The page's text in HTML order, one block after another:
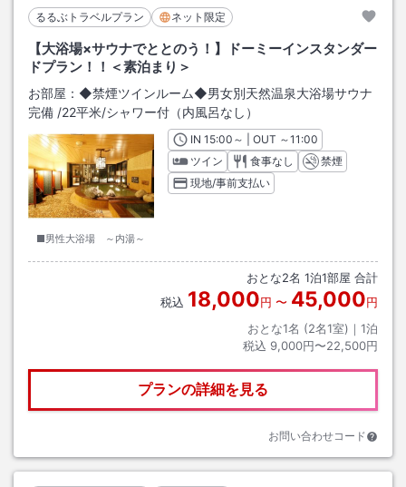
るるぶトラベルプラン ネット限定
【大浴場×サウナでととのう！】ドーミーインスタンダー
ドプラン！！＜素泊まり＞
お部屋： ◆禁煙ツインルーム◆男女別天然温泉大浴場サウナ
完備 /22平米/シャワー付（内風呂なし）
■男性大浴場 ～内湯～
INチェックイン
15:00 ～ | OUT チェックアウト
～11:00
ツイン
食事なし
禁煙
現地/事前支払い
おとな2名 1泊1部屋 合計
税込 18,000円 〜 45,000円
おとな1名 (2名1室)｜ 1泊
税込 9,000円〜22,500円
プランの詳細を見る
お問い合わせコード